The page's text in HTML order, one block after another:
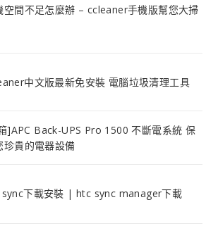
空間不足怎麼辦 – ccleaner手機版幫您大掃
中文版最新免安裝 電腦垃圾清理工具
]APC Back-UPS Pro 1500 不斷電系統 保
珍貴的電器設備
下載安裝 | htc sync manager下載